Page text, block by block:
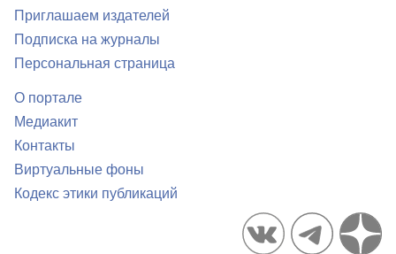
Приглашаем издателей
Подписка на журналы
Персональная страница
О портале
Медиакит
Контакты
Виртуальные фоны
Кодекс этики публикаций